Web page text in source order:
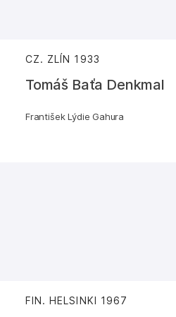
CZ. ZLÍN 1933
Tomáš Baťa Denkmal
František Lýdie Gahura
FIN. HELSINKI 1967